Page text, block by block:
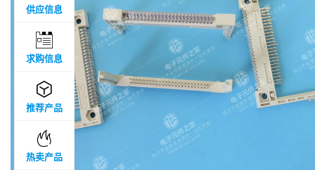
供应信息

求购信息

推荐产品

热卖产品